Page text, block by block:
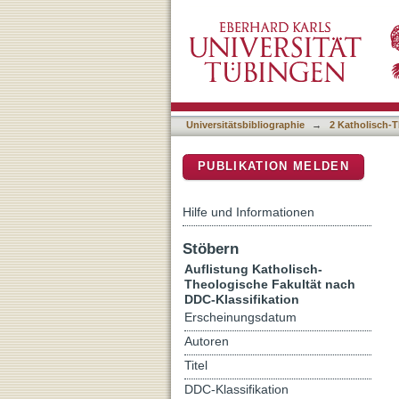
Universitätsbibliographie → 2 Katholisch-
PUBLIKATION MELDEN
Hilfe und Informationen
Stöbern
Auflistung Katholisch-
Theologische Fakultät nach
DDC-Klassifikation
Erscheinungsdatum
Autoren
Titel
DDC-Klassifikation